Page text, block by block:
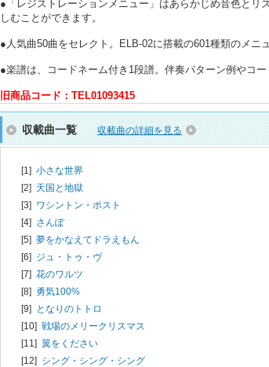
●「レジストレーションメニュー」はあらかじめ音色とリ
しむことができます。
●人気曲50曲をセレクト。ELB-02に搭載の601種類のメニ
●楽譜は、コードネーム付き1段譜。伴奏パターン例やコー
旧商品コード：TEL01093415
収載曲一覧 収載曲の詳細を見る
[1] 小さな世界
[2] 天国と地獄
[3] ワシントン・ポスト
[4] さんぽ
[5] 夢をかなえてドラえもん
[6] ジュ・トゥ・ヴ
[7] 花のワルツ
[8] 勇気100%
[9] となりのトトロ
[10] 戦場のメリークリスマス
[11] 翼をください
[12] シング・シング・シング